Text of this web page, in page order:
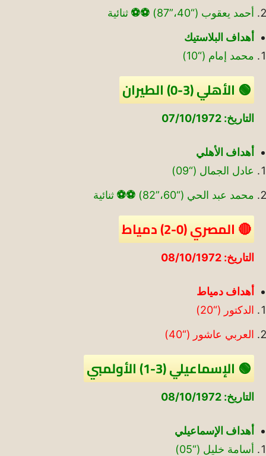
أحمد يعقوب (“40،”87)
⚽
⚽ ثنائية
أهداف البلاستيك
محمد إمام (“10)
🟢 الأهلي (3-0) الطيران
التاريخ: 07/10/1972
أهداف الأهلي
عادل الجمال (“09)
محمد عبد الحي (“60،”82)
⚽
⚽ ثنائية
🔴 المصري (0-2) دمياط
التاريخ: 08/10/1972
أهداف دمياط
الدكتور (“20)
العربي عاشور (“40)
🟢 الإسماعيلي (3-1) الأولمبي
التاريخ: 08/10/1972
أهداف الإسماعيلي
أسامة خليل (“05)